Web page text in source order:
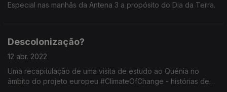
Especial nas manhãs da Antena 3 a propósito do Dia da Terra.
Descolonização?
12 abr. 2022
Uma recapitulação de uma visita de estudo ao Quénia no
âmbito do projeto europeu #ClimateOfChange - histórias de